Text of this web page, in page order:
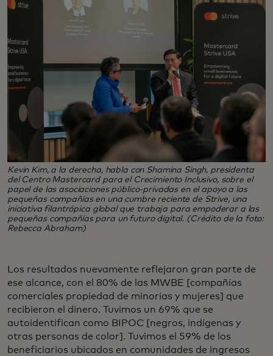
Kevin Kim, a la derecha, habla con Shamina Singh, presidenta
del Centro Mastercard para el Crecimiento Inclusivo, sobre el
papel de las asociaciones público-privadas en el apoyo a las
pequeñas compañías en una cumbre reciente de Strive, una
iniciativa filantrópica global que trabaja para empoderar a las
pequeñas compañías para un futuro digital. (Crédito de la foto:
Rebecca Abraham)
Los resultados nuevamente reflejaron gran parte de
ese alcance, con el 80% de las MWBE [compañías
comerciales propiedad de minorías y mujeres] que
recibieron el dinero. Tuvimos un 69% que se
autoidentifican como BIPOC [negros, indígenas y
otras personas de color]. Tuvimos el 59% de los
beneficiarios ubicados en comunidades de ingresos